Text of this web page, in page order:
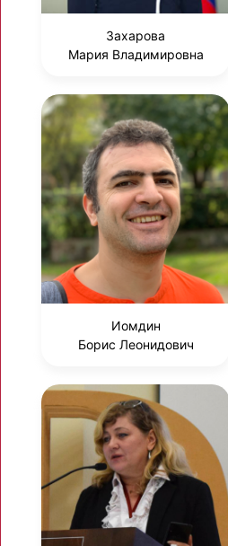
Захарова
Мария Владимировна
Иомдин
Борис Леонидович